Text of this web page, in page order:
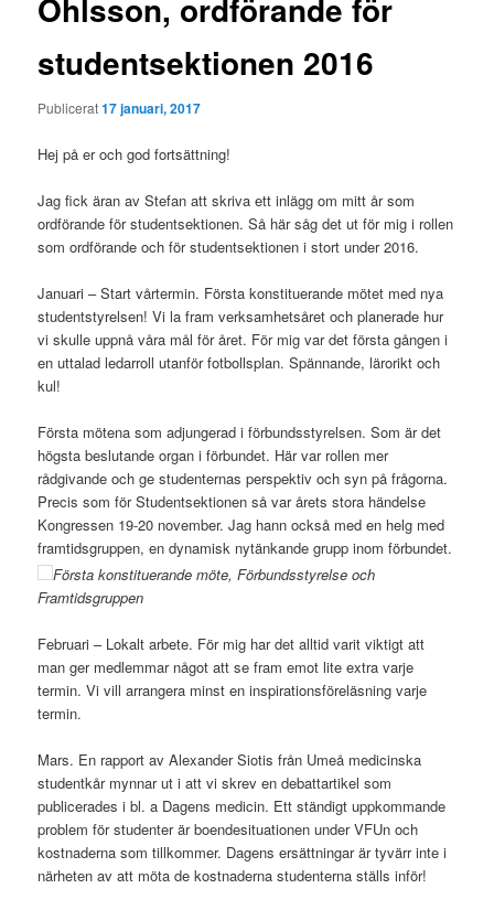
Ohlsson, ordförande för
studentsektionen 2016
Publicerat17 januari, 2017
Hej på er och god fortsättning!
Jag fick äran av Stefan att skriva ett inlägg om mitt år som
ordförande för studentsektionen. Så här såg det ut för mig i rollen
som ordförande och för studentsektionen i stort under 2016.
Januari – Start vårtermin. Första konstituerande mötet med nya
studentstyrelsen! Vi la fram verksamhetsåret och planerade hur
vi skulle uppnå våra mål för året. För mig var det första gången i
en uttalad ledarroll utanför fotbollsplan. Spännande, lärorikt och
kul!
Första mötena som adjungerad i förbundsstyrelsen. Som är det
högsta beslutande organ i förbundet. Här var rollen mer
rådgivande och ge studenternas perspektiv och syn på frågorna.
Precis som för Studentsektionen så var årets stora händelse
Kongressen 19-20 november. Jag hann också med en helg med
framtidsgruppen, en dynamisk nytänkande grupp inom förbundet.
Första konstituerande möte, Förbundsstyrelse och
Framtidsgruppen
Februari – Lokalt arbete. För mig har det alltid varit viktigt att
man ger medlemmar något att se fram emot lite extra varje
termin. Vi vill arrangera minst en inspirationsföreläsning varje
termin.
Mars. En rapport av Alexander Siotis från Umeå medicinska
studentkår mynnar ut i att vi skrev en debattartikel som
publicerades i bl. a Dagens medicin. Ett ständigt uppkommande
problem för studenter är boendesituationen under VFUn och
kostnaderna som tillkommer. Dagens ersättningar är tyvärr inte i
närheten av att möta de kostnaderna studenterna ställs inför!